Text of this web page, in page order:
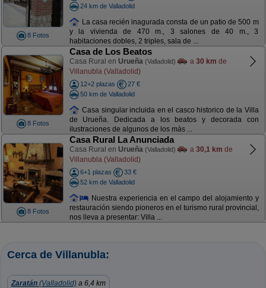
8 Fotos
24 km de Valladolid
La casa recién inagurada consta de un patio de 500 m
y la vivienda de 470 m., 3 salones de 40 m., 3
habitaciones dobles, 2 triples, sala de ...
8 Fotos
Casa de Los Beatos
Casa Rural en Urueña (Valladolid) a 30 km de
Villanubla (Valladolid)
12+2 plazas
27 €
50 km de Valladolid
Casa singular incluida en el casco historico de la Villa
de Urueña. Dedicada a los beatos y decorada con
ilustraciones de algunos de los más ...
8 Fotos
Casa Rural La Anunciada
Casa Rural en Urueña (Valladolid) a 30,1 km de
Villanubla (Valladolid)
6+1 plazas
33 €
52 km de Valladolid
Nuestra experiencia en el campo del alojamiento y
restauración siendo pioneros en el turismo rural provincial,
nos lleva a presentar: Villa ...
Cerca de Villanubla:
Zaratán (Valladolid) a 6,4 km